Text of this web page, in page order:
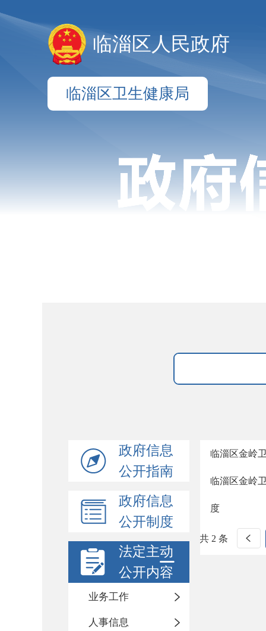
临淄区人民政府
临淄区卫生健康局
政府信息
公开指南
政府信息
公开制度
法定主动
公开内容
业务工作
人事信息
临淄区金岭
临淄区金岭
度
共 2 条